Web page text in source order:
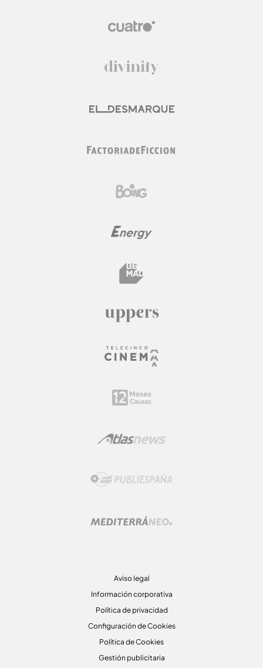
Aviso legal
Información corporativa
Política de privacidad
Configuración de Cookies
Política de Cookies
Gestión publicitaria